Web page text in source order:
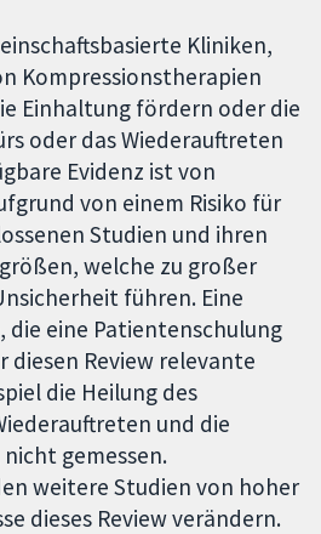
Kliniken,
Kompressionstherapien
Einhaltung fördern oder die
oder das Wiederauftreten
Evidenz ist von
von einem Risiko für
Studien und ihren
welche zu großer
führen. Eine
die eine Patientenschulung
Review relevante
die Heilung des
und die
gemessen.
weitere Studien von hoher
dieses Review verändern.